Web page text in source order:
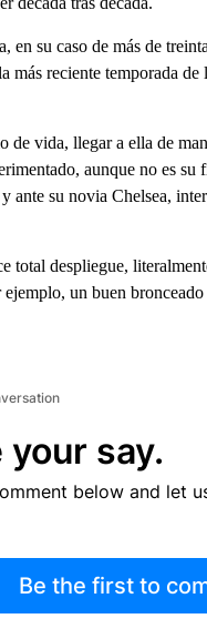
en su caso de más de
reciente temporada
de vida, llegar a ella de
aunque no es su
ante su novia Chelsea,
total despliegue,
ejemplo, un buen
your say.
below and let
Be the first to